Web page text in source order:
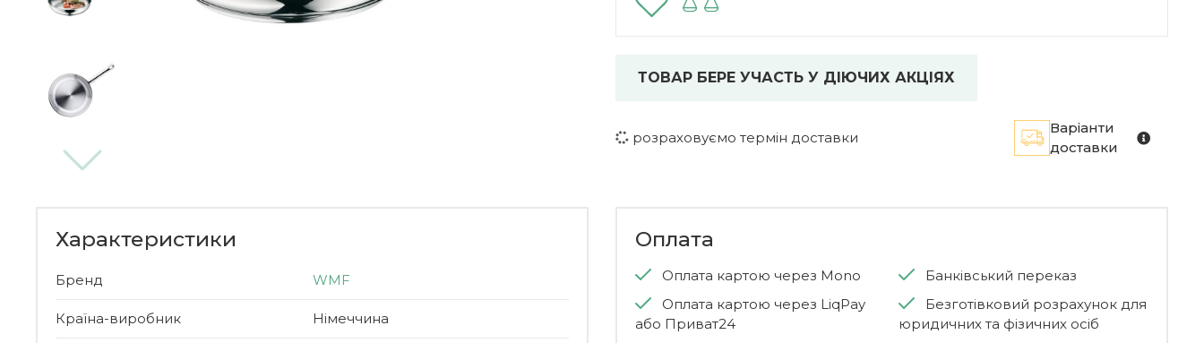
ТОВАР БЕРЕ УЧАСТЬ У ДІЮЧИХ АКЦІЯХ
розраховуємо термін доставки
Варіанти
доставки
Характеристики
Бренд WMF
Країна-виробник Німеччина
Оплата
Оплата картою через Mono
Оплата картою через LiqPay
або Приват24
Банківський переказ
Безготівковий розрахунок для
юридичних та фізичних осіб